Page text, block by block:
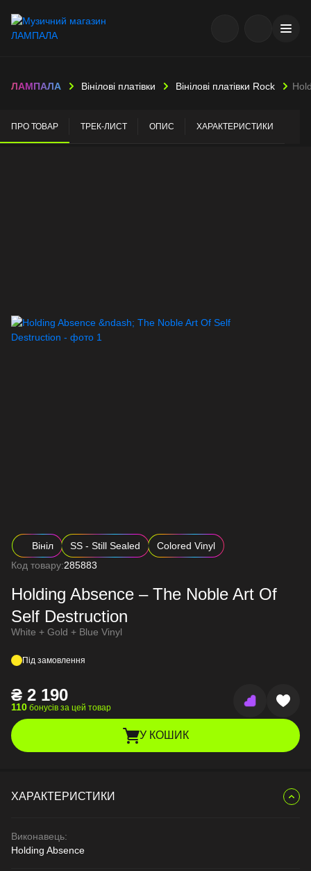
ЛАМПАЛА Вінілові платівки Вінілові платівки Rock
ПРО ТОВАР ТРЕК-ЛИСТ ОПИС ХАРАКТЕРИСТИКИ
Вініл SS - Still Sealed
Colored Vinyl
Код товару:285883
Holding Absence – The Noble Art Of
Self Destruction
White + Gold + Blue Vinyl
Під замовлення
₴ 2 190
110 бонусів за цей товар
У КОШИК
ХАРАКТЕРИСТИКИ
Виконавець:
Holding Absence